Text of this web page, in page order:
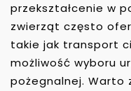
przekształcenie w
zwierząt często
takie jak transport
możliwość wyboru
pożegnalnej. Warto